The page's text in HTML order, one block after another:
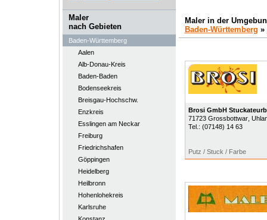
Maler
nach Gebieten
Baden-Württemberg
Aalen
Alb-Donau-Kreis
Baden-Baden
Bodenseekreis
Breisgau-Hochschw.
Enzkreis
Esslingen am Neckar
Freiburg
Friedrichshafen
Göppingen
Heidelberg
Heilbronn
Hohenlohekreis
Karlsruhe
Maler in der
Baden-Württemberg »
Brosi GmbH
71723 Grossbottwar,
Tel.: (07148) 14 63
Putz / Stuck / Farbe